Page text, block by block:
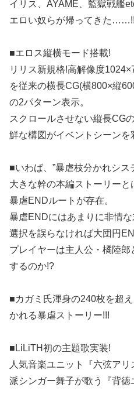
イリス、AYAME、監獄戦艦
エロい奴らが帰ってきた
■エロス縦横モード搭載!
リリス新規格!高解像度
を従来の横長CG(横800×縦
の2パターン表示。
スクロールさせない縦長CG
鮮な構図がイベントシーンを
■いわば、”暴虐枝分かれシス
大きな幹の本編ストーリー
暴虐ENDルートが存在。
暴虐ENDにはあまりに非情な
選択を誤らなければ大団円
プレイヤーは主人公・橘陸
するのか!?
■カガミ氏渾身の240枚を超
かれる暴虐ストーリー!!!
■LiLiTH初の主題歌実装!
人気音楽ユニット『六弦ア
派シンガー舞子が歌う『背徳